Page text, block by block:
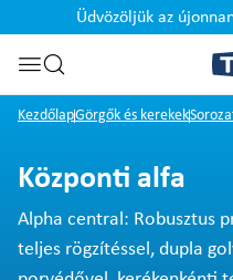
Ugrás a kereséshez
Üdvözöljük az
KezdőlapGörgők és kerekek
Központi alfa
Alpha central: Robusztus
teljes rögzítéssel, dupla